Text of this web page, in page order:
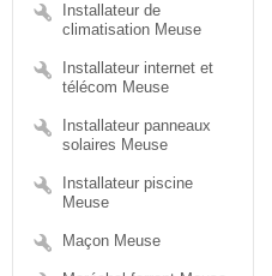
Installateur de
climatisation Meuse
Installateur internet et
télécom Meuse
Installateur panneaux
solaires Meuse
Installateur piscine
Meuse
Maçon Meuse